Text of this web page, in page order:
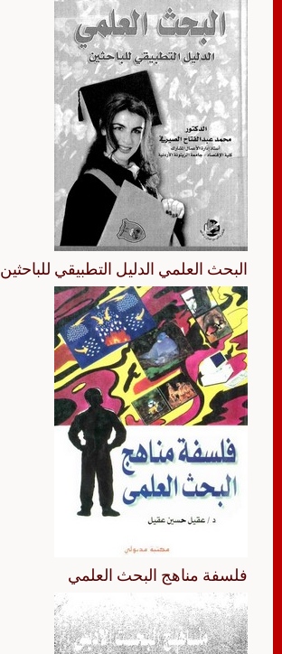
البحث العلمي الدليل التطبيقي للباحثين
فلسفة مناهج البحث العلمي